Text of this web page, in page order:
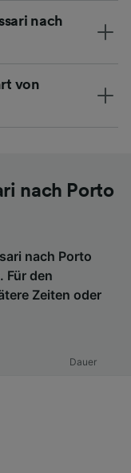
nach
von
nach Porto
nach Porto
Für den
Zeiten oder
Dauer